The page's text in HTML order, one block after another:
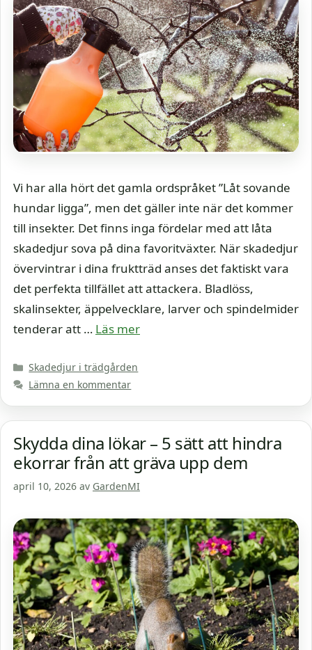
Vi har alla hört det gamla ordspråket ”Låt sovande
hundar ligga”, men det gäller inte när det kommer
till insekter. Det finns inga fördelar med att låta
skadedjur sova på dina favoritväxter. När skadedjur
övervintrar i dina fruktträd anses det faktiskt vara
det perfekta tillfället att attackera. Bladlöss,
skalinsekter, äppelvecklare, larver och spindelmider
tenderar att … Läs mer
Kategorier
Skadedjur i trädgården
Lämna en kommentar
Skydda dina lökar – 5 sätt att hindra
ekorrar från att gräva upp dem
april 10, 2026 av GardenMI